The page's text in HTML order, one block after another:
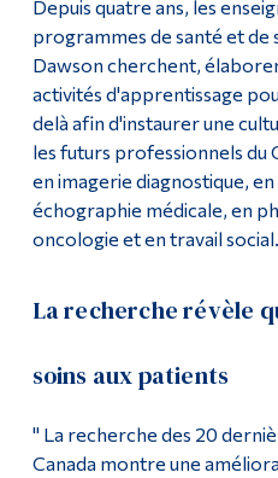
Depuis quatre ans, les
programmes de santé et de
Dawson cherchent,
activités d'apprentissage
delà afin d'instaurer une
les futurs professionnels du
en imagerie diagnostique,
échographie médicale, en
oncologie et en travail social.
La recherche révèle
soins aux patients
" La recherche des 20
Canada montre une